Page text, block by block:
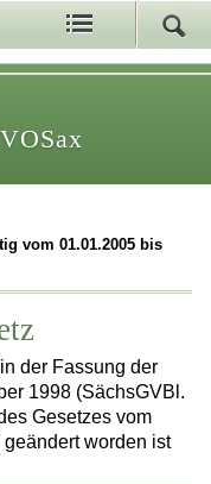
vom 01.01.2005 bis
der Fassung der
1998 (SächsGVBl.
Gesetzes vom
worden ist